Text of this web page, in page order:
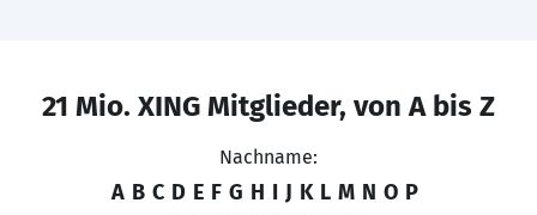
21 Mio. XING Mitglieder, von A bis Z
Nachname:
A B C D E F G H I J K L M N O P